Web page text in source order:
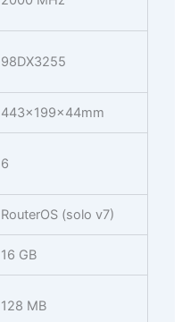
98DX3255
443x199x44mm
6
RouterOS (solo v7)
16 GB
128 MB